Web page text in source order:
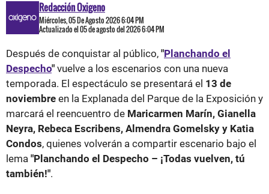
Redacción Oxigeno
Miércoles, 05 De Agosto 2026 6:04 PM
Actualizado el 05 de agosto del 2026 6:04 PM
Después de conquistar al público, "Planchando el
Despecho" vuelve a los escenarios con una nueva
temporada. El espectáculo se presentará el 13 de
noviembre en la Explanada del Parque de la Exposición y
marcará el reencuentro de Maricarmen Marín, Gianella
Neyra, Rebeca Escribens, Almendra Gomelsky y Katia
Condos, quienes volverán a compartir escenario bajo el
lema "Planchando el Despecho – ¡Todas vuelven, tú
también!".